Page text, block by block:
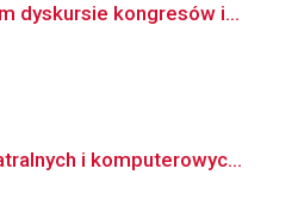
dyskursie kongresów i...
i komputerowyc...